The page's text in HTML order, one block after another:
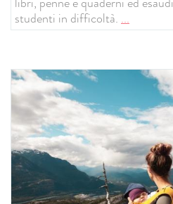
studenti in difficoltà....